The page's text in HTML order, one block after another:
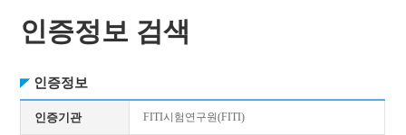
인증정보 검색
인증정보
인증기관 FITI시험연구원(FITI)